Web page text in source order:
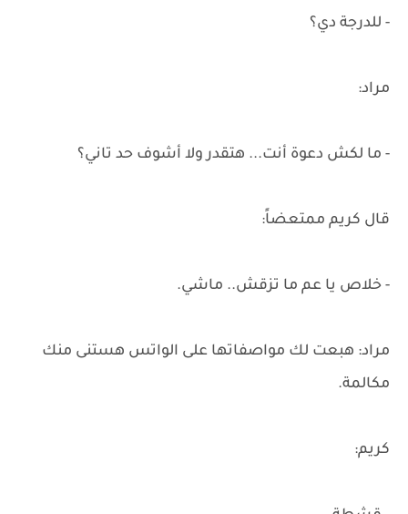
- للدرجة دي؟
مراد:
- ما لكش دعوة أنت... هتقدر ولا أشوف حد تاني؟
قال كريم ممتعضاً:
- خلاص يا عم ما تزقش.. ماشي.
مراد: هبعت لك مواصفاتها على الواتس هستنى منك
مكالمة.
كريم: